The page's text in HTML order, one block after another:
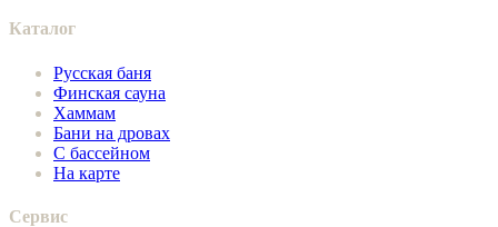
Каталог
Русская баня
Финская сауна
Хаммам
Бани на дровах
С бассейном
На карте
Сервис